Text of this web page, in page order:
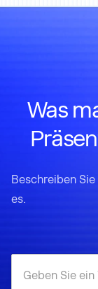
Was
Beschreiben
es.